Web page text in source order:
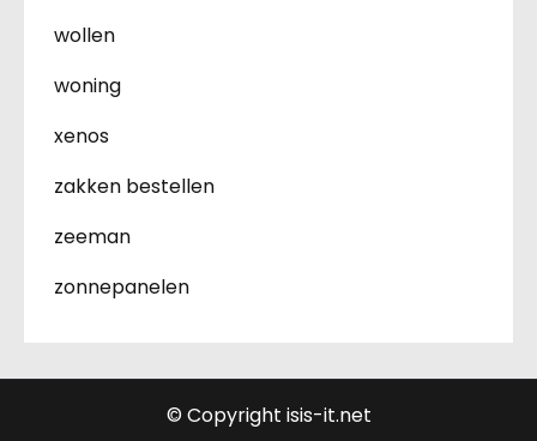
wollen
woning
xenos
zakken bestellen
zeeman
zonnepanelen
© Copyright isis-it.net